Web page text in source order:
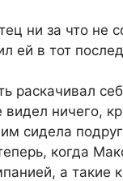
ни за что не
ей в тот
раскачивал
видел ничего,
сидела
когда
а такие